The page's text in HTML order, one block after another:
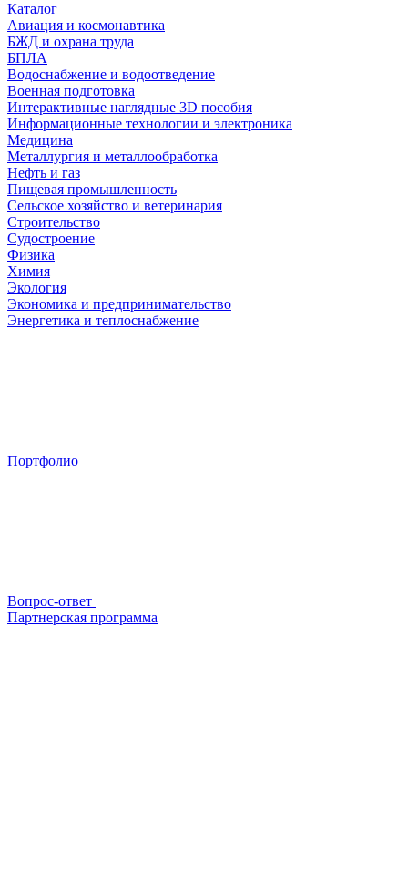
Каталог
Авиация и космонавтика
БЖД и охрана труда
БПЛА
Водоснабжение и водоотведение
Военная подготовка
Интерактивные наглядные 3D пособия
Информационные технологии и электроника
Медицина
Металлургия и металлообработка
Нефть и газ
Пищевая промышленность
Сельское хозяйство и ветеринария
Строительство
Судостроение
Физика
Химия
Экология
Экономика и предпринимательство
Энергетика и теплоснабжение
Портфолио
Вопрос-ответ
Партнерская программа